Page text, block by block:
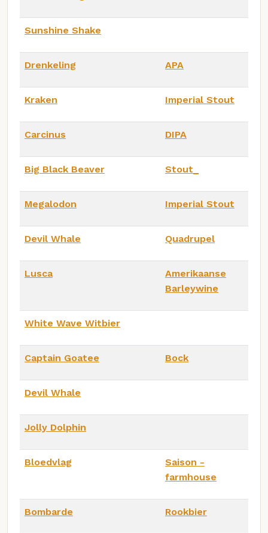
Sunshine Shake
Drenkeling APA
Kraken Imperial Stout
Carcinus DIPA
Big Black Beaver Stout_
Megalodon Imperial Stout
Devil Whale Quadrupel
Lusca
Amerikaanse
Barleywine
White Wave Witbier
Captain Goatee Bock
Devil Whale
Jolly Dolphin
Bloedvlag
Saison -
farmhouse
Bombarde Rookbier